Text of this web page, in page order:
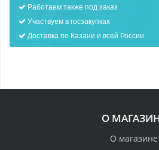
Работаем также под заказ
Участвуем в госзакупках
Доставка по Казани и всей России
О
О магазине